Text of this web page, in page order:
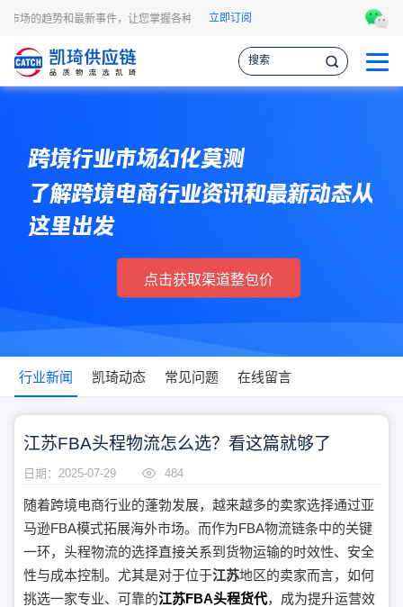
的趋势和最新事件，让您掌握各种情报，作出更明智的供应链决策。 凯琦
立即订阅
跨境行业市场幻化莫测
了解跨境电商行业资讯和最新动态从
这里出发
点击获取渠道整包价
行业新闻 凯琦动态 常见问题 在线留言
江苏FBA头程物流怎么选？看这篇就够了
日期：2025-07-29 484
随着跨境电商行业的蓬勃发展，越来越多的卖家选择通过亚
马逊FBA模式拓展海外市场。而作为FBA物流链条中的关键
一环，头程物流的选择直接关系到货物运输的时效性、安全
性与成本控制。尤其是对于位于江苏地区的卖家而言，如何
挑选一家专业、可靠的江苏FBA头程货代，成为提升运营效